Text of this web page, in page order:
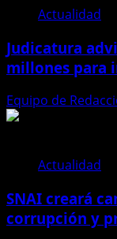
Actualidad
Judicatura
millones para
Equipo de
Actualidad
SNAI creará
corrupción y